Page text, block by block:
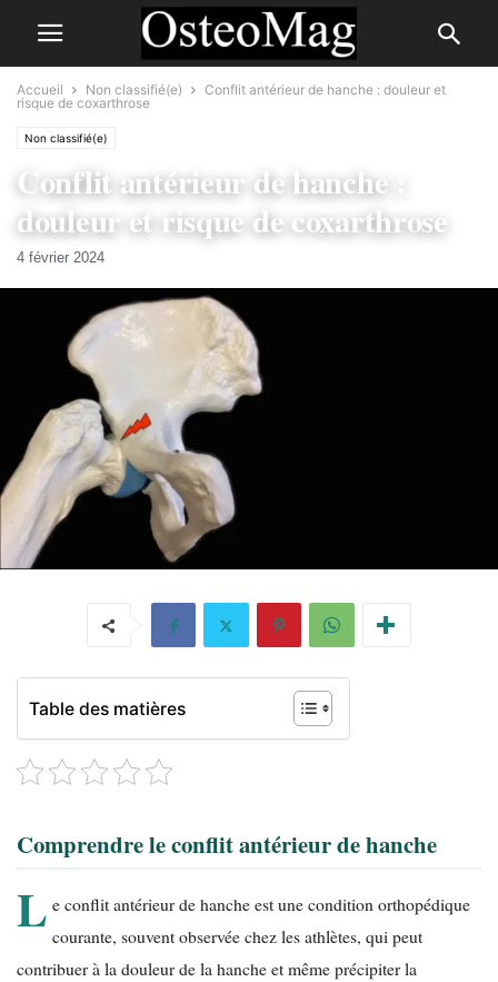
Accueil Non classifié(e)
Conflit antérieur de hanche : douleur et
risque de coxarthrose
Non classifié(e)
Conflit antérieur de hanche :
douleur et risque de coxarthrose
4 février 2024
Table des matières
Comprendre le conflit antérieur de hanche
L e conflit antérieur de hanche est une condition orthopédique
courante, souvent observée chez les athlètes, qui peut
contribuer à la douleur de la hanche et même précipiter la